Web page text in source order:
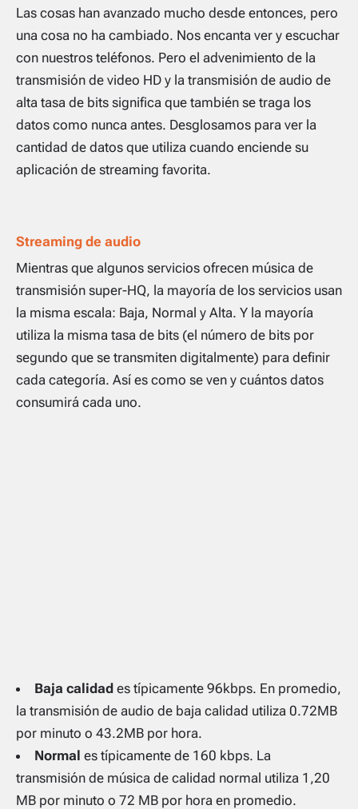
Las cosas han avanzado mucho desde entonces, pero
una cosa no ha cambiado. Nos encanta ver y escuchar
con nuestros teléfonos. Pero el advenimiento de la
transmisión de video HD y la transmisión de audio de
alta tasa de bits significa que también se traga los
datos como nunca antes. Desglosamos para ver la
cantidad de datos que utiliza cuando enciende su
aplicación de streaming favorita.
Streaming de audio
Mientras que algunos servicios ofrecen música de
transmisión super-HQ, la mayoría de los servicios usan
la misma escala: Baja, Normal y Alta. Y la mayoría
utiliza la misma tasa de bits (el número de bits por
segundo que se transmiten digitalmente) para definir
cada categoría. Así es como se ven y cuántos datos
consumirá cada uno.
Baja calidad es típicamente 96kbps. En promedio,
la transmisión de audio de baja calidad utiliza 0.72MB
por minuto o 43.2MB por hora.
Normal es típicamente de 160 kbps. La
transmisión de música de calidad normal utiliza 1,20
MB por minuto o 72 MB por hora en promedio.